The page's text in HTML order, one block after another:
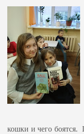
кошки и чего боятся.